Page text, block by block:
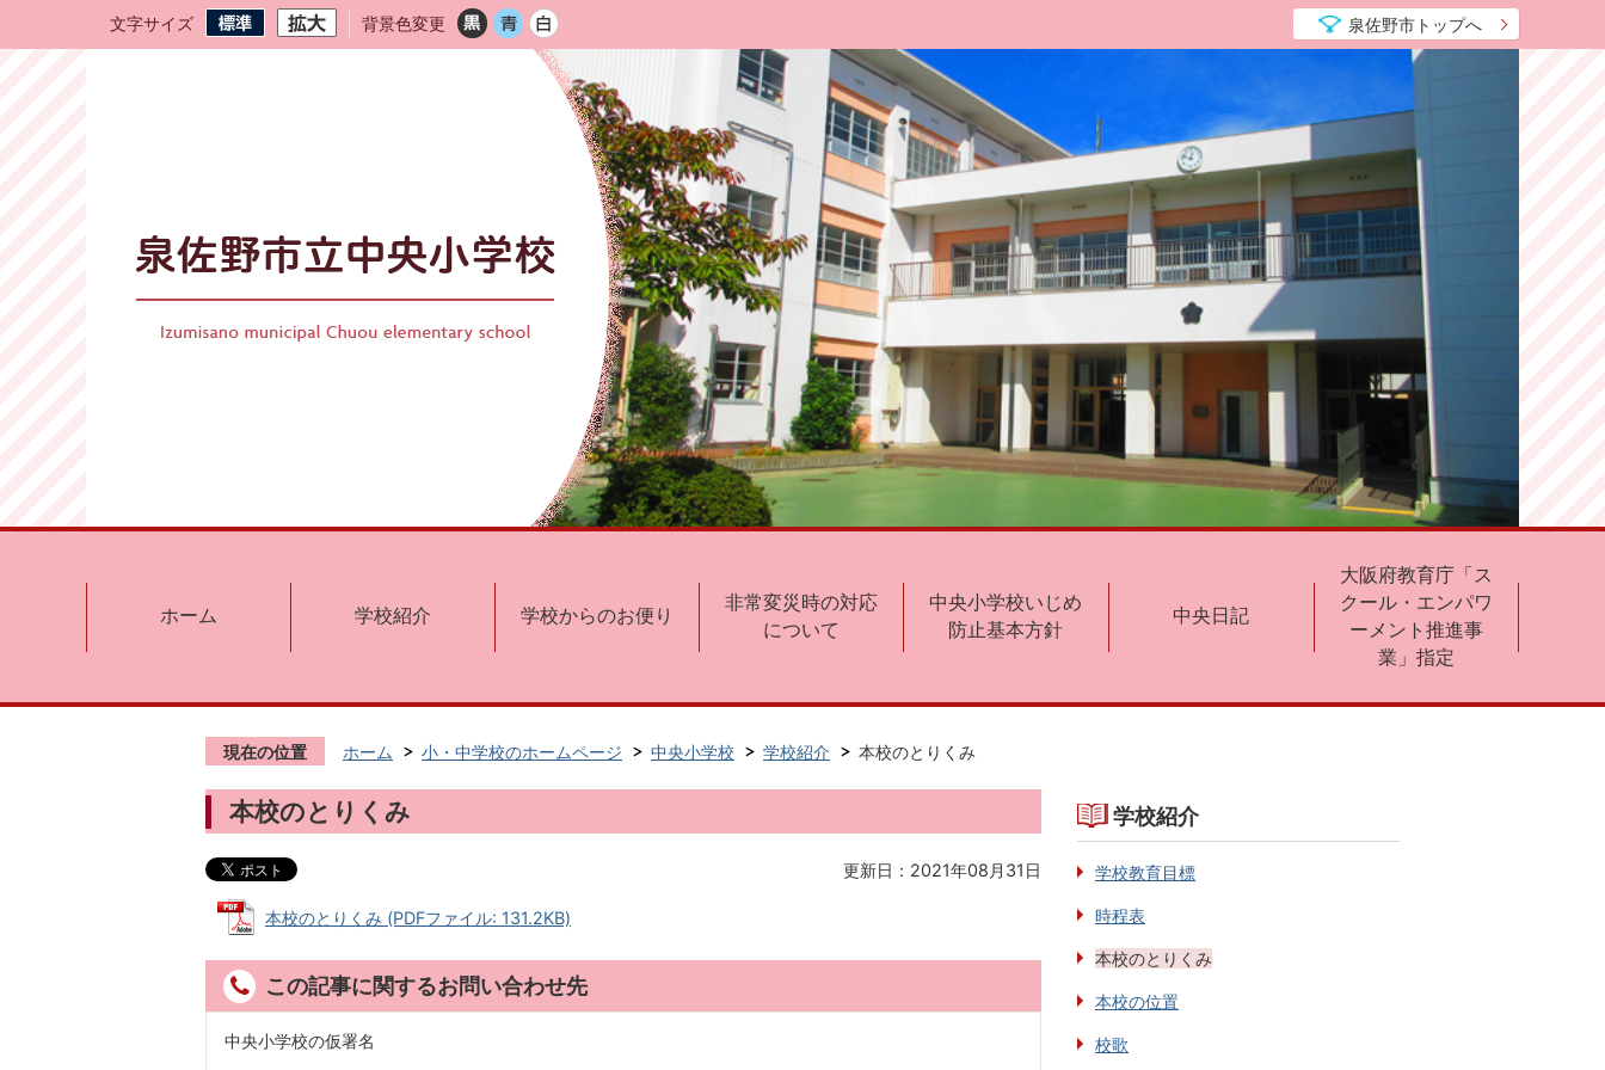
文字サイズ 背景色変更 泉佐野市トップへ
ホーム 学校紹介 学校からのお便り
非常変災時の対応
について
中央小学校いじめ
防止基本方針
中央日記
大阪府教育庁「ス
クール・エンパワ
ーメント推進事
業」指定
現在の位置 ホーム 小・中学校のホームページ 中央小学校 学校紹介 本校のとりくみ
本校のとりくみ
更新日：2021年08月31日
本校のとりくみ (PDFファイル: 131.2KB)
この記事に関するお問い合わせ先
中央小学校の仮署名
学校紹介
学校教育目標
時程表
本校のとりくみ
本校の位置
校歌